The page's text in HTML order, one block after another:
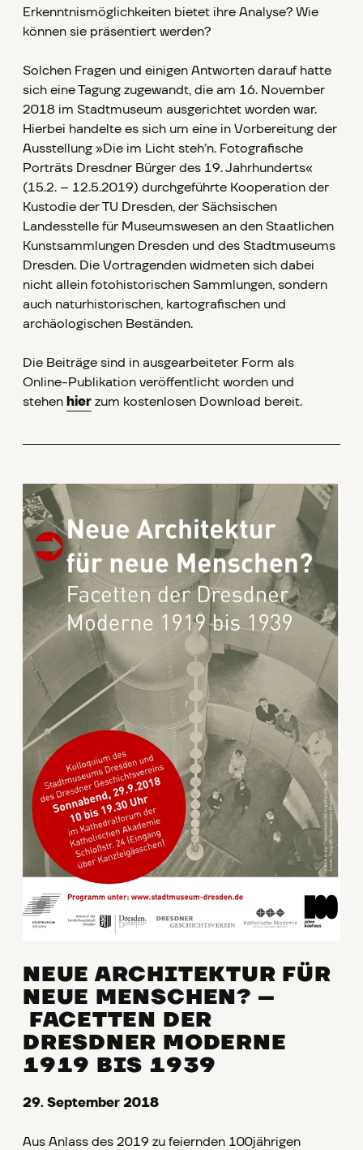
Erkenntnismöglichkeiten bietet ihre Analyse? Wie
können sie präsentiert werden?
Solchen Fragen und einigen Antworten darauf hatte
sich eine Tagung zugewandt, die am 16. November
2018 im Stadtmuseum ausgerichtet worden war.
Hierbei handelte es sich um eine in Vorbereitung der
Ausstellung »Die im Licht steh’n. Fotografische
Porträts Dresdner Bürger des 19. Jahrhunderts«
(15.2. – 12.5.2019) durchgeführte Kooperation der
Kustodie der TU Dresden, der Sächsischen
Landesstelle für Museumswesen an den Staatlichen
Kunstsammlungen Dresden und des Stadtmuseums
Dresden. Die Vortragenden widmeten sich dabei
nicht allein fotohistorischen Sammlungen, sondern
auch naturhistorischen, kartografischen und
archäologischen Beständen.
Die Beiträge sind in ausgearbeiteter Form als
Online-Publikation veröffentlicht worden und
stehen hier zum kostenlosen Download bereit.
NEUE ARCHITEKTUR FÜR
NEUE MENSCHEN? –
FACETTEN DER
DRESDNER MODERNE
1919 BIS 1939
29. September 2018
Aus Anlass des 2019 zu feiernden 100jährigen